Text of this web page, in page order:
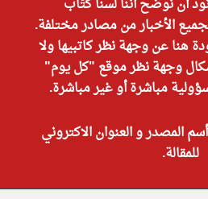
الأخبار من مصادر مختلفة.
هنا عن وجهة نظر كاتبيها ولا
وجهة نظر موقع "كل يوم"
مباشرة أو غير مباشرة.
المصدر و العنوان الاكتروني
للمقالة.